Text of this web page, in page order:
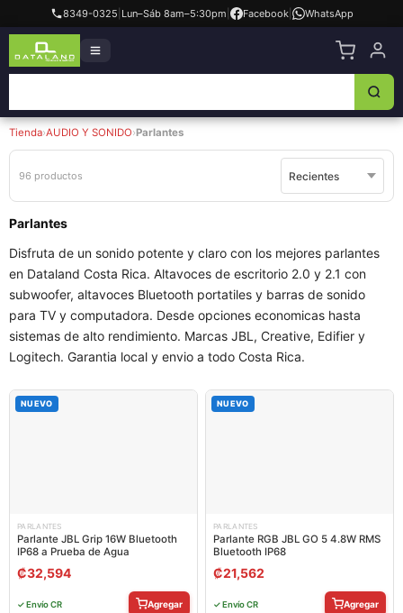
8349-0325 Lun–Sáb 8am–5:30pm Facebook| WhatsApp
Tienda›AUDIO Y SONIDO›Parlantes
96 productos
Parlantes
Disfruta de un sonido potente y claro con los mejores parlantes
en Dataland Costa Rica. Altavoces de escritorio 2.0 y 2.1 con
subwoofer, altavoces Bluetooth portatiles y barras de sonido
para TV y computadora. Desde opciones economicas hasta
sistemas de alto rendimiento. Marcas JBL, Creative, Edifier y
Logitech. Garantia local y envio a todo Costa Rica.
NUEVO
PARLANTES
Parlante JBL Grip 16W Bluetooth
IP68 a Prueba de Agua
₡32,594
✓ Envío CR Agregar
NUEVO
PARLANTES
Parlante RGB JBL GO 5 4.8W RMS
Bluetooth IP68
₡21,562
✓ Envío CR Agregar